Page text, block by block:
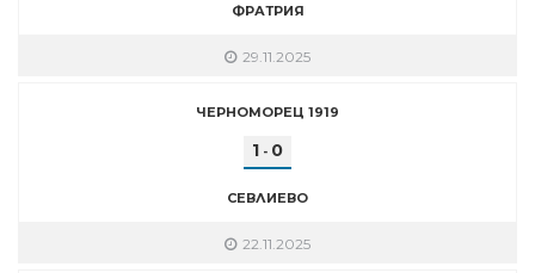
ФРАТРИЯ
29.11.2025
ЧЕРНОМОРЕЦ 1919
1 - 0
СЕВЛИЕВО
22.11.2025